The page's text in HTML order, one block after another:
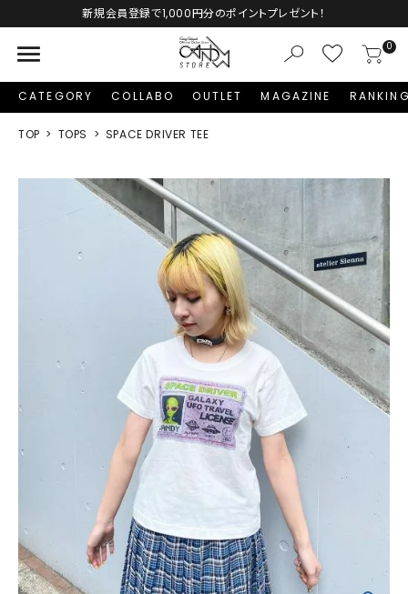
新規会員登録で1,000円分のポイントプレゼント！
menu 0
CATEGORY COLLABO OUTLET MAGAZINE
TOP TOPS SPACE DRIVER TEE